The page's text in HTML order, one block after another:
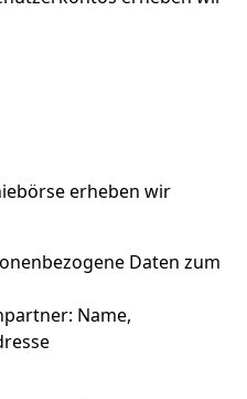
erheben wir
Daten zum
Name,